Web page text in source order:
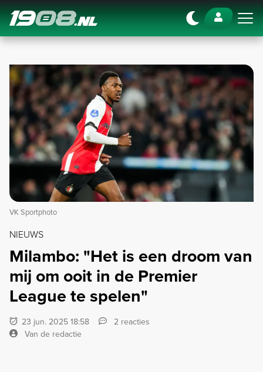
Navigation
VK Sportphoto
NIEUWS
Milambo: "Het is een droom van
mij om ooit in de Premier
League te spelen"
23 jun. 2025 18:58
2 reacties
Van de redactie